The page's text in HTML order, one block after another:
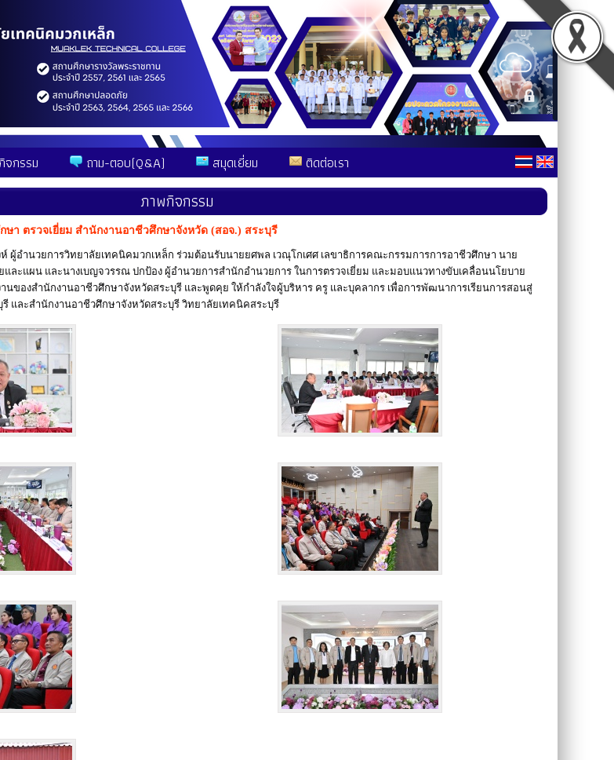
จกรรม ถาม-ตอบ(Q&A) สมุดเยี่ยม ติดต่อเรา
ภาพกิจกรรม
า ตรวจเยี่ยม สำนักงานอาชีวศึกษาจังหวัด (สอจ.) สระบุรี
ผู้อำนวยการวิทยาลัยเทคนิคมวกเหล็ก ร่วมต้อนรับนายยศพล เวณุโกเศศ เลขาธิการคณะกรรมการการอาชีวศึกษา นาย
ะแผน และนางเบญจวรรณ ปกป้อง ผู้อำนวยการสำนักอำนวยการ ในการตรวจเยี่ยม และมอบแนวทางขับเคลื่อนนโยบาย
นของสำนักงานอาชีวศึกษาจังหวัดสระบุรี และพูดคุย ให้กำลังใจผู้บริหาร ครู และบุคลากร เพื่อการพัฒนาการเรียนการสอนสู่
และสำนักงานอาชีวศึกษาจังหวัดสระบุรี วิทยาลัยเทคนิคสระบุรี